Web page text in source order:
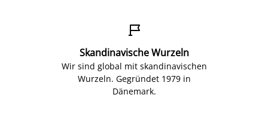

Skandinavische Wurzeln
Wir sind global mit skandinavischen
Wurzeln. Gegründet 1979 in
Dänemark.